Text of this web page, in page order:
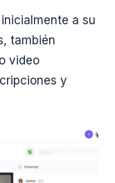
a su
también
video
y